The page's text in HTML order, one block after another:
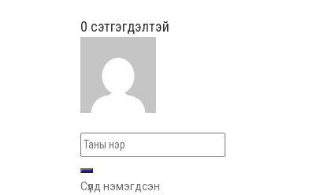
0 cэтгэгдэлтэй
Сүүлд нэмэгдсэн